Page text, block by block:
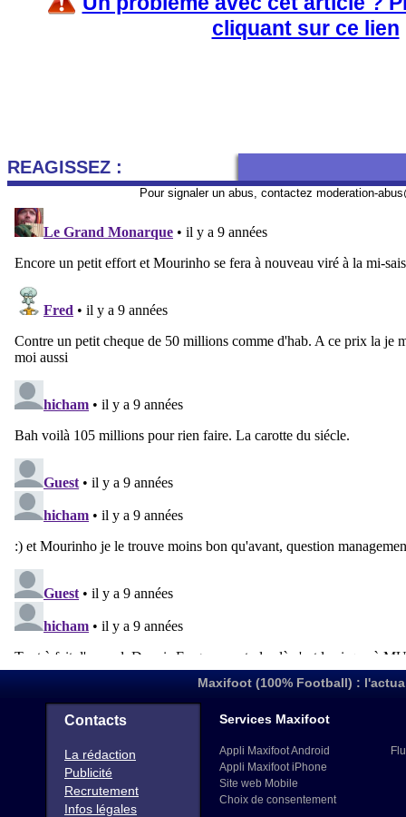
cliquant sur ce lien
REAGISSEZ :
Pour signaler un abus, contactez moderation-
Maxifoot (100% Football) :
Contacts
La rédaction
Publicité
Recrutement
Infos légales
Services Maxifoot
Appli Maxifoot Android
Appli Maxifoot iPhone
Site web Mobile
Choix de consentement